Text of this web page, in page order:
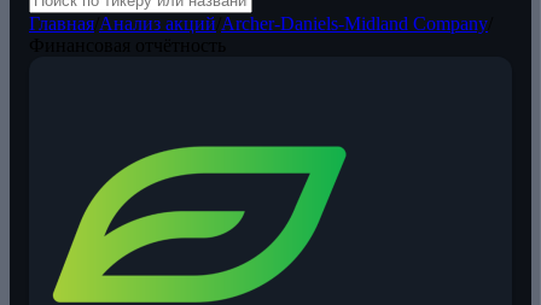
Главная Анализ акций Archer-Daniels-Midland Company